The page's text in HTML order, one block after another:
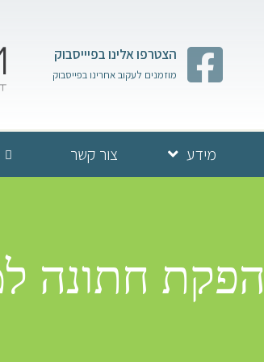
הצטרפו אלינו בפיייסבוק
מוזמנים לעקוב אחרינו בפייסבוק
מידע צור קשר
הפקת חתונה